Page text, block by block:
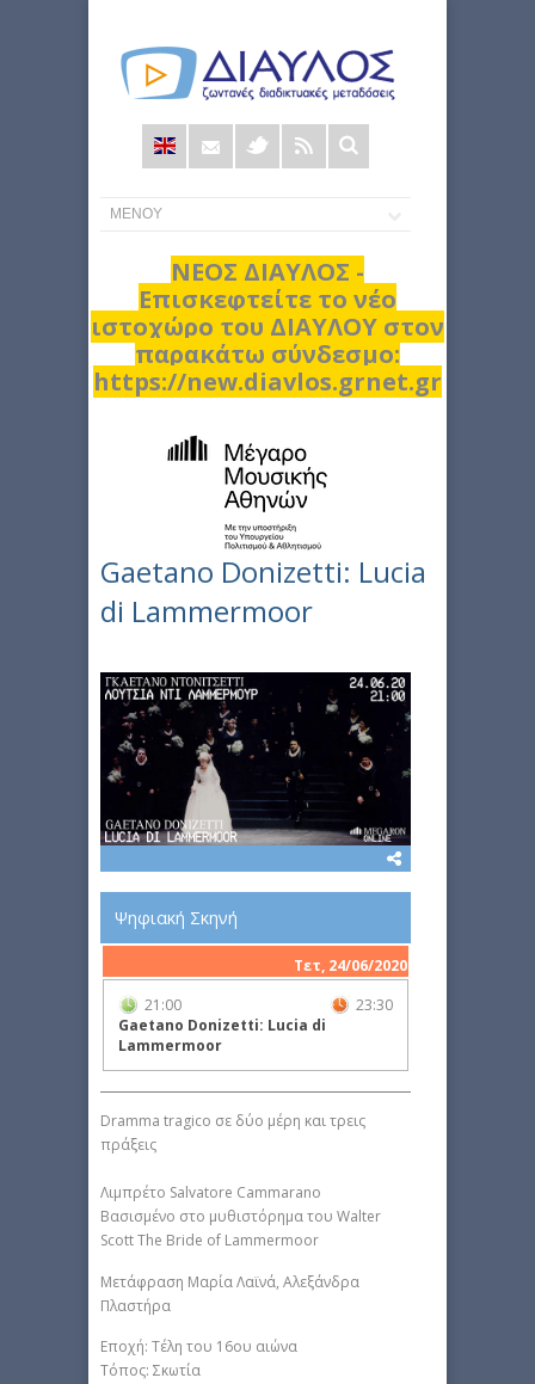
Φόρμα
αναζήτησης
ΝΕΟΣ ΔΙΑΥΛΟΣ -
Επισκεφτείτε το νέο
ιστοχώρο του ΔΙΑΥΛΟΥ στον
παρακάτω σύνδεσμο:
https://new.diavlos.grnet.gr
Gaetano Donizetti: Lucia
di Lammermoor
Ψηφιακή Σκηνή
Τετ, 24/06/2020
21:00
23:30
Gaetano Donizetti: Lucia di
Lammermoor
Dramma tragico σε δύο μέρη και τρεις
πράξεις
Λιμπρέτο Salvatore Cammarano
Βασισμένο στο μυθιστόρημα του Walter
Scott The Bride of Lammermoor
Μετάφραση Μαρία Λαϊνά, Αλεξάνδρα
Πλαστήρα
Εποχή: Τέλη του 16ου αιώνα
Τόπος: Σκωτία